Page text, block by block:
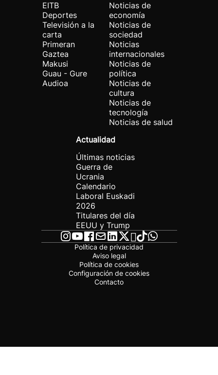
EITB
Deportes
Televisión a la
carta
Primeran
Gaztea
Makusi
Guau - Gure
Audioa
Noticias de
economía
Noticias de
sociedad
Noticias
internacionales
Noticias de
política
Noticias de
cultura
Noticias de
tecnología
Noticias de salud
Actualidad
Últimas noticias
Guerra de
Ucrania
Calendario
Laboral Euskadi
2026
Titulares del día
EEUU y Trump
Política de privacidad
Aviso legal
Política de cookies
Configuración de cookies
Contacto